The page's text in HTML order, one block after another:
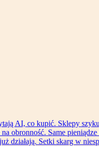
AI, co kupić. Sklepy
obronność. Same
działają. Setki skarg w